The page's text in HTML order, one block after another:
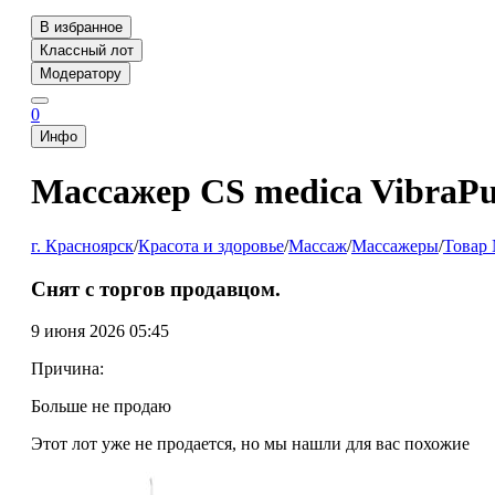
В избранное
Классный лот
Модератору
0
Инфо
Массажер CS medica
г. Красноярск/Красота и здоровье/Массаж/Массажеры/Товар
Снят с торгов продавцом.
9 июня 2026 05:45
Причина:
Больше не продаю
Этот лот уже не продается, но мы нашли для вас похожие